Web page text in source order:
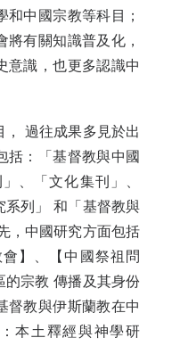
中國宗教等科目；
有關知識普及化，
意識，也更多認識中
， 過往成果多見於出
括：「基督教與中國
、「文化集刊」、
系列」 和「基督教與
，中國研究方面包括
】、【中國祭祖問
的宗教 傳播及其身份
督教與伊斯蘭教在中
本土釋經與神學研